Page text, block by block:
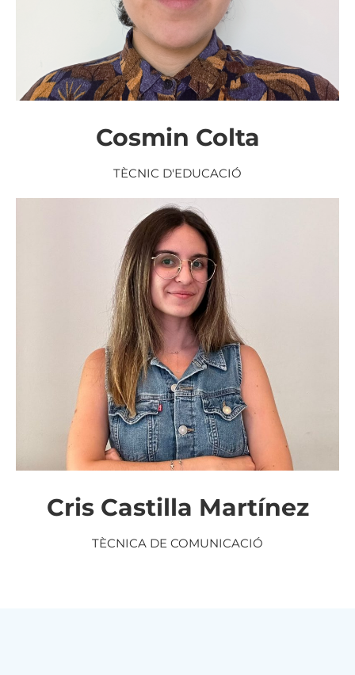
Cosmin Colta
TÈCNIC D'EDUCACIÓ
Cris Castilla Martínez
TÈCNICA DE COMUNICACIÓ